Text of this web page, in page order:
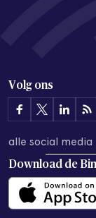
Volg ons
alle social media
Download de